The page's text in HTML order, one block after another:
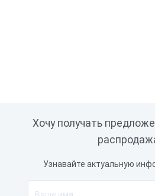
Хочу получать
Узнавайте актуальную